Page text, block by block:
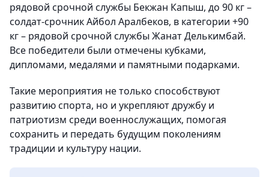
рядовой срочной службы Бекжан Капыш, до 90 кг –
солдат-срочник Айбол Аралбеков, в категории +90
кг – рядовой срочной службы Жанат Делькимбай.
Все победители были отмечены кубками,
дипломами, медалями и памятными подарками.
Такие мероприятия не только способствуют
развитию спорта, но и укрепляют дружбу и
патриотизм среди военнослужащих, помогая
сохранить и передать будущим поколениям
традиции и культуру нации.